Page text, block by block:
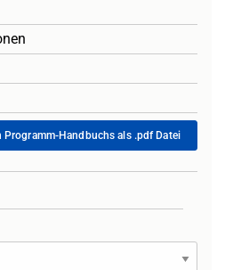
Programm-Handbuchs als .pdf Datei